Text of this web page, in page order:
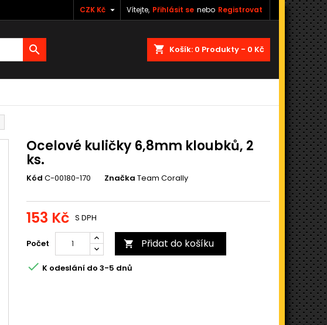
Vítejte, Přihlásit se nebo Registrovat
CZK Kč 
shopping_cart Košík: 0 Produkty - 0 Kč

Ocelové kuličky 6,8mm kloubků, 2
ks.
Kód C-00180-170 Značka Team Corally
153 Kč S DPH
Počet  Přidat do košíku
 K odeslání do 3-5 dnů